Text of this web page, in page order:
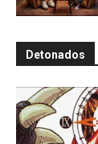
Detonados